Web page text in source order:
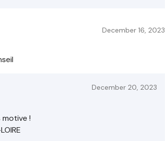
December 16, 2023
December 20, 2023
!